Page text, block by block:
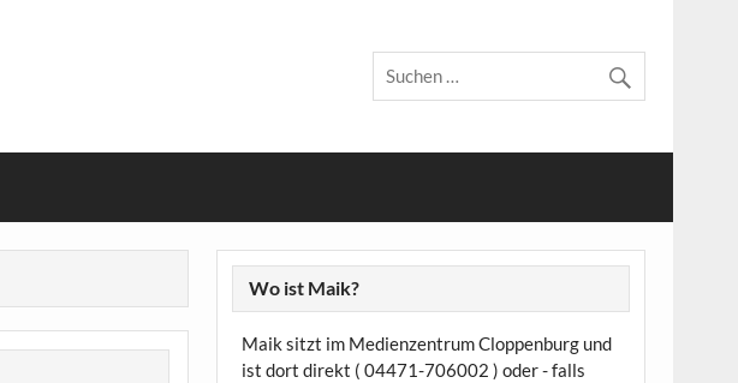
Wo ist Maik?
Maik sitzt im Medienzentrum Cloppenburg und
ist dort direkt ( 04471-706002 ) oder - falls